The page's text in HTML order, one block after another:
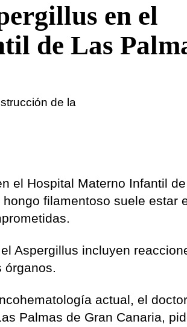
en el
de Las
de la
el Hospital Materno Infantil
filamentoso suele estar
Aspergillus incluyen
órganos.
actual, el
Palmas de Gran Canaria,